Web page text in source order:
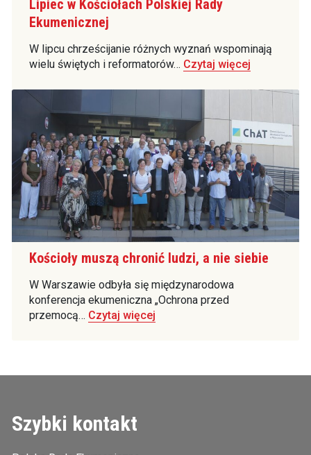
Lipiec w Kościołach Polskiej Rady
Ekumenicznej
W lipcu chrześcijanie różnych wyznań wspominają
wielu świętych i reformatorów… Czytaj więcej
Kościoły muszą chronić ludzi, a nie siebie
W Warszawie odbyła się międzynarodowa
konferencja ekumeniczna „Ochrona przed
przemocą… Czytaj więcej
Szybki kontakt